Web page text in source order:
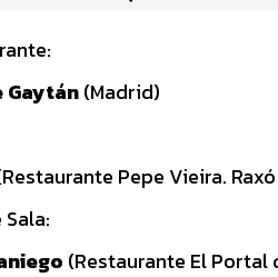
Gaytán(Madrid)
Pepe Vieira.
(Restaurante El Portal